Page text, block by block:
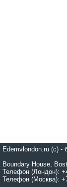
Edemvlondon.ru (c) -
Boundary House,
Телефон (Лондон):
Телефон (Москва):